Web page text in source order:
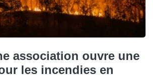
association ouvre une
les incendies en